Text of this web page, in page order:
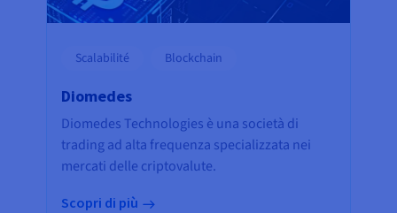
Scalabilité Blockchain
Diomedes
Diomedes Technologies è una società di
trading ad alta frequenza specializzata nei
mercati delle criptovalute.
Scopri di più